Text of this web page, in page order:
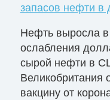
запасов нефти
Нефть выросла
ослабления
сырой нефти в
Великобритания
вакцину от